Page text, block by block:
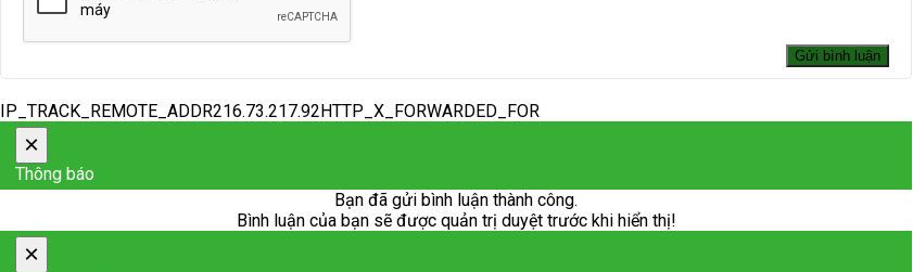
IP_TRACK_REMOTE_ADDR216.73.217.92HTTP_X_FORWARDED_FOR
×
Thông báo
Bạn đã gửi bình luận thành công.
Bình luận của bạn sẽ được quản trị duyệt trước khi hiển thị!
×